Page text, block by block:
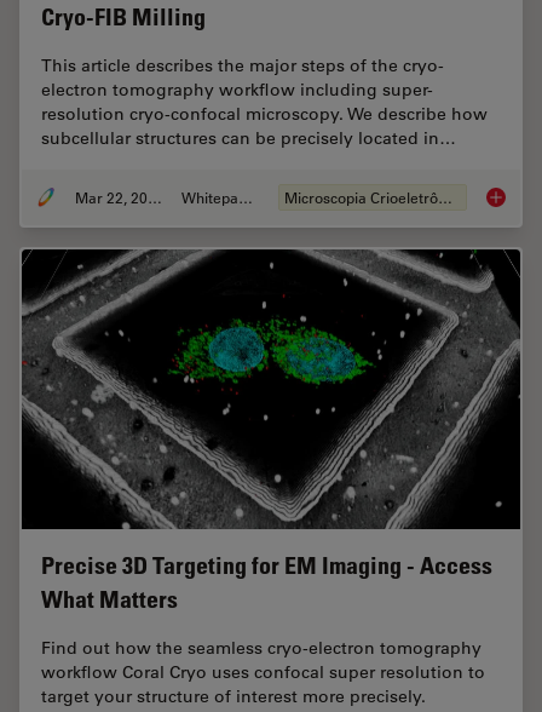
Cryo-FIB Milling
This article describes the major steps of the cryo-
electron tomography workflow including super-
resolution cryo-confocal microscopy. We describe how
subcellular structures can be precisely located in…
Mar 22, 2022 Whitepaper Microscopia Crioeletrônica How to
Precise 3D Targeting for EM Imaging - Access
What Matters
Find out how the seamless cryo-electron tomography
workflow Coral Cryo uses confocal super resolution to
target your structure of interest more precisely.